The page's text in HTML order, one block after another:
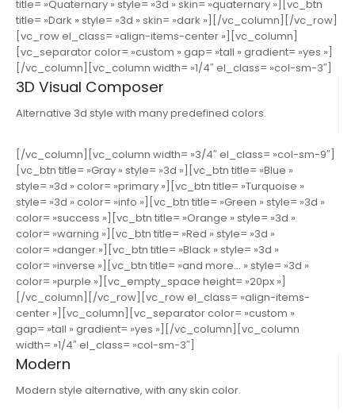
title= »Quaternary » style= »3d » skin= »quaternary »][vc_btn
title= »Dark » style= »3d » skin= »dark »][/vc_column][/vc_row]
[vc_row el_class= »align-items-center »][vc_column]
[vc_separator color= »custom » gap= »tall » gradient= »yes »]
[/vc_column][vc_column width= »1/4″ el_class= »col-sm-3″]
3D Visual Composer
Alternative 3d style with many predefined colors.
[/vc_column][vc_column width= »3/4″ el_class= »col-sm-9″]
[vc_btn title= »Gray » style= »3d »][vc_btn title= »Blue »
style= »3d » color= »primary »][vc_btn title= »Turquoise »
style= »3d » color= »info »][vc_btn title= »Green » style= »3d »
color= »success »][vc_btn title= »Orange » style= »3d »
color= »warning »][vc_btn title= »Red » style= »3d »
color= »danger »][vc_btn title= »Black » style= »3d »
color= »inverse »][vc_btn title= »and more… » style= »3d »
color= »purple »][vc_empty_space height= »20px »]
[/vc_column][/vc_row][vc_row el_class= »align-items-
center »][vc_column][vc_separator color= »custom »
gap= »tall » gradient= »yes »][/vc_column][vc_column
width= »1/4″ el_class= »col-sm-3″]
Modern
Modern style alternative, with any skin color.